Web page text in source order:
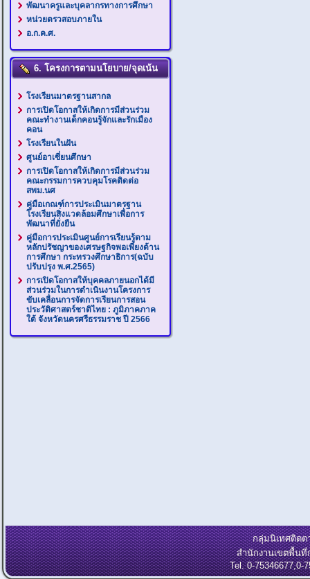
พัฒนาครูและบุคลากรทางการศึกษา
หน่วยตรวสอบภายใน
อ.ก.ค.ศ.
6. โครงการตามนโยบาย/จุดเน้น
โรงเรียนมาตรฐานสากล
การเปิดโอกาสให้เกิดการมีส่วนร่วม
คณะทำงานเด็กคอนรู้จักและรักเมือง
คอน
โรงเรียนในฝัน
ศูนย์อาเซี่ยนศึกษา
การเปิดโอกาสให้เกิดการมีส่วนร่วม
คณะกรรมการควบคุมโรคติดต่อ
สพม.นศ
คู่มือเกณฑ์การประเมินมาตรฐาน
โรงเรียนสิ่งแวดล้อมศึกษาเพื่อการ
พัฒนาที่ยั่งยืน
คู่มือการประเมินศูนย์การเรียนรู้ตาม
หลักปรัชญาของเศรษฐกิจพอเพียงด้าน
การศึกษา กระทรวงศึกษาธิการ(ฉบับ
ปรับปรุง พ.ศ.2565)
การเปิดโอกาสให้บุคคลภายนอกได้มี
ส่วนร่วมในการดำเนินงานโครงการ
ขับเคลื่อนการจัดการเรียนการสอน
ประวัติศาสตร์ชาติไทย : ภูมิภาคภาค
ใต้ จังหวัดนครศรีธรรมราช ปี 2566
กลุ่มนิเทศติดต
สำนักงานเขตพื้น
Tel. 0-75346677,0-